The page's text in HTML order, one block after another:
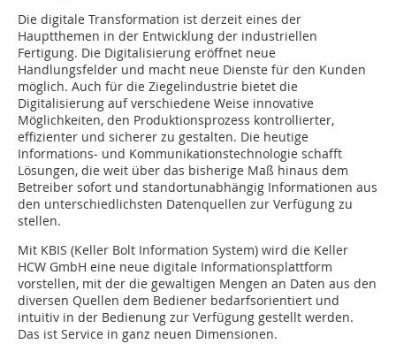
Die digitale Transformation ist derzeit eines der
Hauptthemen in der Entwicklung der industriellen
Fertigung. Die Digitalisierung eröffnet neue
Handlungsfelder und macht neue Dienste für den Kunden
möglich. Auch für die Ziegelindustrie bietet die
Digitalisierung auf verschiedene Weise innovative
Möglichkeiten, den Produktionsprozess kontrollierter,
effizienter und sicherer zu gestalten. Die heutige
Informations- und Kommunikationstechnologie schafft
Lösungen, die weit über das bisherige Maß hinaus dem
Betreiber sofort und standortunabhängig Informationen aus
den unterschiedlichsten Datenquellen zur Verfügung zu
stellen.
Mit KBIS (Keller Bolt Information System) wird die Keller
HCW GmbH eine neue digitale Informationsplattform
vorstellen, mit der die gewaltigen Mengen an Daten aus den
diversen Quellen dem Bediener bedarfsorientiert und
intuitiv in der Bedienung zur Verfügung gestellt werden.
Das ist Service in ganz neuen Dimensionen.